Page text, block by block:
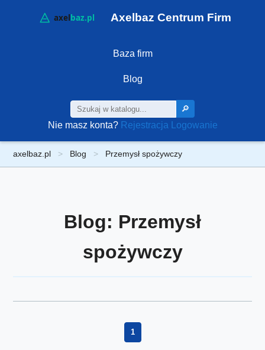
Axelbaz Centrum Firm
Baza firm
Blog
🔎
Nie masz konta? Rejestracja Logowanie
axelbaz.pl Blog Przemysł spożywczy
Blog: Przemysł
spożywczy
1